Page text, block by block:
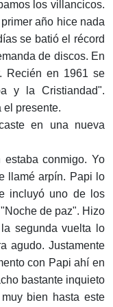
los villancicos.
año hice nada
se batió el récord
de discos. En
Recién en 1961 se
y la Cristiandad".
el presente.
en una nueva
conmigo. Yo
llamé arpín. Papi lo
incluyó uno de los
de paz". Hizo
segunda vuelta lo
agudo. Justamente
con Papi ahí en
bastante inquieto
bien hasta este